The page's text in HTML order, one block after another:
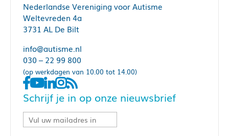
Nederlandse Vereniging voor Autisme
Weltevreden 4a
3731 AL De Bilt
info@autisme.nl
030 – 22 99 800
(op werkdagen van 10.00 tot 14.00)
Schrijf je in op onze nieuwsbrief